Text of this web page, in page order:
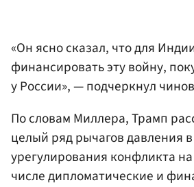
«Он ясно сказал, что для
финансировать эту войну,
у России», — подчеркнул
По словам Миллера, Трамп
целый ряд рычагов давления
урегулирования конфликта
числе дипломатические и